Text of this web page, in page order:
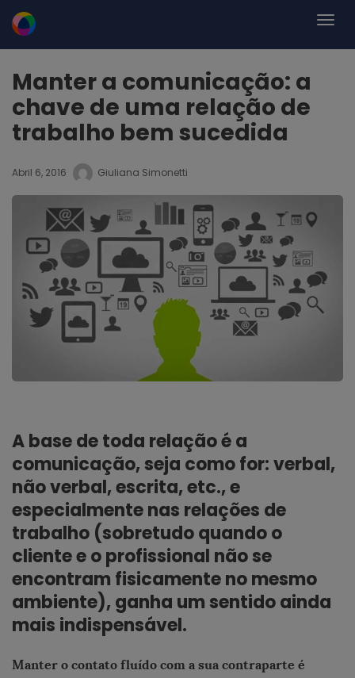
Manter a comunicação: a
chave de uma relação de
trabalho bem sucedida
Abril 6, 2016 Giuliana Simonetti
A base de toda relação é a
comunicação, seja como for: verbal,
não verbal, escrita, etc., e
especialmente nas relações de
trabalho (sobretudo quando o
cliente e o profissional não se
encontram fisicamente no mesmo
ambiente), ganha um sentido ainda
mais indispensável.
Manter o contato fluído com a sua contraparte é